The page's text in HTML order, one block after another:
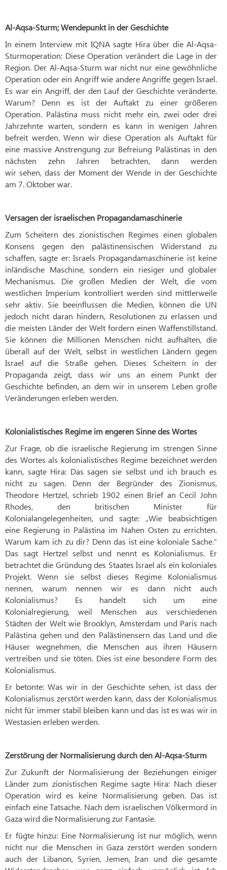
Al-Aqsa-Sturm; Wendepunkt in der Geschichte
In einem Interview mit IQNA sagte Hira über die Al-Aqsa-
Sturmoperation: Diese Operation verändert die Lage in der
Region. Der Al-Aqsa-Sturm war nicht nur eine gewöhnliche
Operation oder ein Angriff wie andere Angriffe gegen Israel.
Es war ein Angriff, der den Lauf der Geschichte veränderte.
Warum? Denn es ist der Auftakt zu einer größeren
Operation. Palästina muss nicht mehr ein, zwei oder drei
Jahrzehnte warten, sondern es kann in wenigen Jahren
befreit werden. Wenn wir diese Operation als Auftakt für
eine massive Anstrengung zur Befreiung Palästinas in den
nächsten zehn Jahren betrachten, dann werden
wir sehen, dass der Moment der Wende in der Geschichte
am 7. Oktober war.
Versagen der israelischen Propagandamaschinerie
Zum Scheitern des zionistischen Regimes einen globalen
Konsens gegen den palästinensischen Widerstand zu
schaffen, sagte er: Israels Propagandamaschinerie ist keine
inländische Maschine, sondern ein riesiger und globaler
Mechanismus. Die großen Medien der Welt, die vom
westlichen Imperium kontrolliert werden sind mittlerweile
sehr aktiv. Sie beeinflussen die Medien, können die UN
jedoch nicht daran hindern, Resolutionen zu erlassen und
die meisten Länder der Welt fordern einen Waffenstillstand.
Sie können die Millionen Menschen nicht aufhalten, die
überall auf der Welt, selbst in westlichen Ländern gegen
Israel auf die Straße gehen. Dieses Scheitern in der
Propaganda zeigt, dass wir uns an einem Punkt der
Geschichte befinden, an dem wir in unserem Leben große
Veränderungen erleben werden.
Kolonialistisches Regime im engeren Sinne des Wortes
Zur Frage, ob die israelische Regierung im strengen Sinne
des Wortes als kolonialistisches Regime bezeichnet werden
kann, sagte Hira: Das sagen sie selbst und ich brauch es
nicht zu sagen. Denn der Begründer des Zionismus,
Theodore Hertzel, schrieb 1902 einen Brief an Cecil John
Rhodes, den britischen Minister für
Kolonialangelegenheiten, und sagte: „Wie beabsichtigen
eine Regierung in Palästina im Nahen Osten zu errichten.
Warum kam ich zu dir? Denn das ist eine koloniale Sache.“
Das sagt Hertzel selbst und nennt es Kolonialismus. Er
betrachtet die Gründung des Staates Israel als ein koloniales
Projekt. Wenn sie selbst dieses Regime Kolonialismus
nennen, warum nennen wir es dann nicht auch
Kolonialismus? Es handelt sich um eine
Kolonialregierung, weil Menschen aus verschiedenen
Städten der Welt wie Brooklyn, Amsterdam und Paris nach
Palästina gehen und den Palästinensern das Land und die
Häuser wegnehmen, die Menschen aus ihren Häusern
vertreiben und sie töten. Dies ist eine besondere Form des
Kolonialismus.
Er betonte: Was wir in der Geschichte sehen, ist dass der
Kolonialismus zerstört werden kann, dass der Kolonialismus
nicht für immer stabil bleiben kann und das ist es was wir in
Westasien erleben werden.
Zerstörung der Normalisierung durch den Al-Aqsa-Sturm
Zur Zukunft der Normalisierung der Beziehungen einiger
Länder zum zionistischen Regime sagte Hira: Nach dieser
Operation wird es keine Normalisierung geben. Das ist
einfach eine Tatsache. Nach dem israelischen Völkermord in
Gaza wird die Normalisierung zur Fantasie.
Er fügte hinzu: Eine Normalisierung ist nur möglich, wenn
nicht nur die Menschen in Gaza zerstört werden sondern
auch der Libanon, Syrien, Jemen, Iran und die gesamte